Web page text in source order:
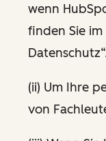
wenn
finden Sie
(ii) Um Ihre
von